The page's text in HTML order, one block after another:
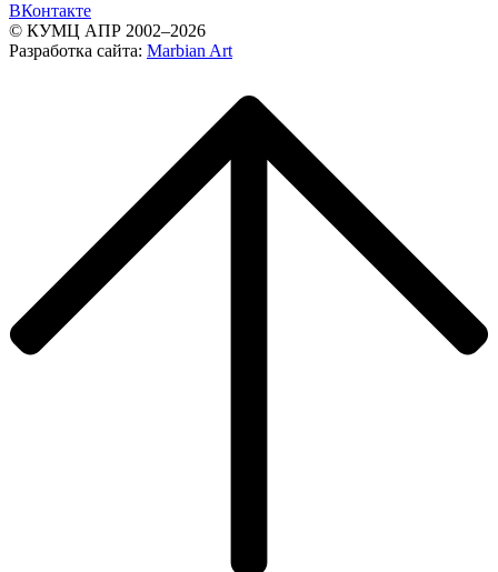
ВКонтакте
© КУМЦ АПР 2002–2026
Разработка сайта: Marbian Art